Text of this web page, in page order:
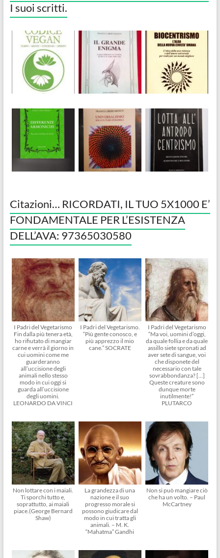
I suoi scritti.
Citazioni… RICORDATI, IL TUO 5X1000 E’
FONDAMENTALE PER L’ESISTENZA
DELL’AVA: 97365030580
I Padri del Vegetarismo
Fin dalla più tenera età,
ho rifiutato di mangiar
carne e verrà il giorno in
cui uomini come me
guarderanno
all’uccisione degli
animali nello stesso
modo in cui oggi si
guarda all’uccisione
degli uomini.
LEONARDO DA VINCI
I Padri del Vegetarismo.
“Più gente conosco, e
più apprezzo il mio
cane.” SOCRATE
I Padri del Vegetarismo
“Ma voi, uomini d’oggi,
da quale follia e da quale
assillo siete spronati ad
aver sete di sangue, voi
che disponete del
necessario con tale
sovrabbondanza? […]
Queste creature sono
dunque morte
inutilmente!”
PLUTARCO
Non lottare con i maiali.
Ti sporchi tutto e,
soprattutto, ai maiali
piace.(George Bernard
Shaw)
La grandezza di una
nazione e il suo
progresso morale si
possono giudicare dal
modo in cui tratta gli
animali. – M. K.
“Mahatma” Gandhi
Non si può mangiare ciò
che ha un volto. – Paul
McCartney